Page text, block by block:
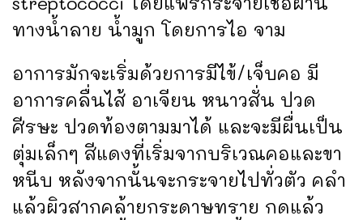
ทางน้ำลาย น้ำมูก โดยการไอ จาม
อาการมักจะเริ่มด้วยการมีไข้/เจ็บคอ มี
อาการคลื่นไส้ อาเจียน หนาวสั่น ปวด
ศีรษะ ปวดท้องตามมาได้ และจะมีผื่นเป็น
ตุ่มเล็กๆ สีแดงที่เริ่มจากบริเวณคอและขา
หนีบ หลังจากนั้นจะกระจายไปทั่วตัว คลำ
แล้วผิวสากคล้ายกระดาษทราย กดแล้ว